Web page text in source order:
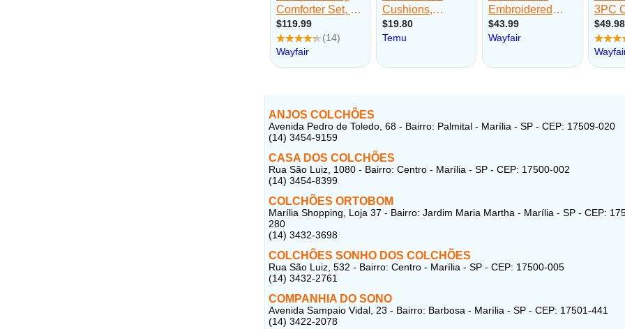
ANJOS COLCHÕES
Avenida Pedro de Toledo, 68 - Bairro: Palmital - Marília - SP - CEP: 17509-020
(14) 3454-9159
CASA DOS COLCHÕES
Rua São Luiz, 1080 - Bairro: Centro - Marília - SP - CEP: 17500-002
(14) 3454-8399
COLCHÕES ORTOBOM
Marília Shopping, Loja 37 - Bairro: Jardim Maria Martha - Marília - SP - CEP:
280
(14) 3432-3698
COLCHÕES SONHO DOS COLCHÕES
Rua São Luiz, 532 - Bairro: Centro - Marília - SP - CEP: 17500-005
(14) 3432-2761
COMPANHIA DO SONO
Avenida Sampaio Vidal, 23 - Bairro: Barbosa - Marília - SP - CEP: 17501-441
(14) 3422-2078